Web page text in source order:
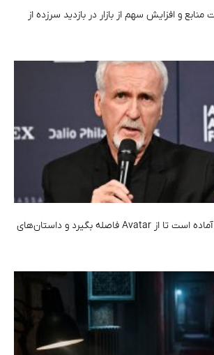
منابع و افزایش سهم از بازار در بازدید سرزده از
جیمز کامرون می‌گوید آماده است تا از Avatar فاصله بگیرد و داستان‌های